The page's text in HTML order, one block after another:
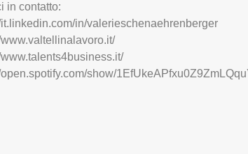
in contatto:
it.linkedin.com/in/valerieschenaehrenberger
www.valtellinalavoro.it/
www.talents4business.it/
open.spotify.com/show/